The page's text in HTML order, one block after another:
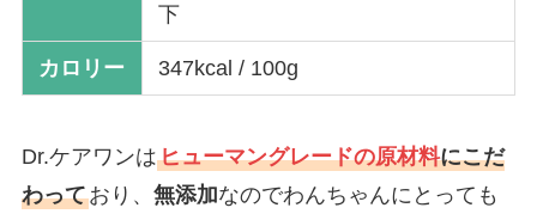
下
カロリー 347kcal / 100g
Dr.ケアワンはヒューマングレードの原材料にこだ
わっており、 無添加なのでわんちゃんにとっても